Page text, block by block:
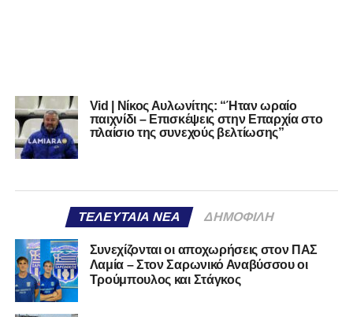
Vid | Νίκος Αυλωνίτης: “Ήταν ωραίο
παιχνίδι – Επισκέψεις στην Επαρχία στο
πλαίσιο της συνεχούς βελτίωσης”
ΤΕΛΕΥΤΑΊΑ ΝΈΑ ΔΗΜΟΦΙΛΉ
Συνεχίζονται οι αποχωρήσεις στον ΠΑΣ
Λαμία – Στον Σαρωνικό Αναβύσσου οι
Τρούμπουλος και Στάγκος